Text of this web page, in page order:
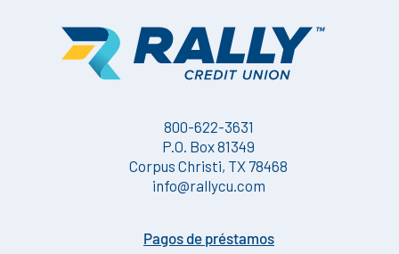
800-622-3631
P.O. Box 81349
Corpus Christi, TX 78468
info@rallycu.com
Pagos de préstamos